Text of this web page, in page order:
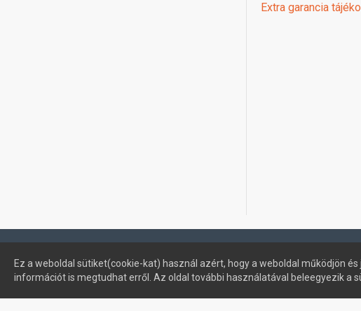
Extra garancia
Ez a weboldal sütiket(cookie-kat) használ azért, hogy a weboldal működjön
információt is megtudhat erről. Az oldal további használatával beleegyezik a